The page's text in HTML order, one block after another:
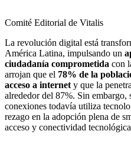
Comité Editorial de Vitalis
La revolución digital está
América Latina, impulsando un
ciudadanía comprometida con
arrojan que el 78% de la
acceso a internet y que la
alrededor del 87%. Sin embargo,
conexiones todavía utiliza
rezago en la adopción plena de
acceso y conectividad